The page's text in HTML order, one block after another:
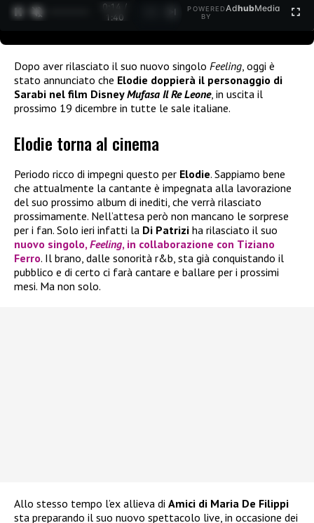
0:15 /
1:40
POWERED
BY
AdhubMedia
Dopo aver rilasciato il suo nuovo singolo Feeling , oggi è
stato annunciato che Elodie doppierà il personaggio di
Sarabi nel film DisneyMufasa Il Re Leone, in uscita il
prossimo 19 dicembre in tutte le sale italiane.
Elodie torna al cinema
Periodo ricco di impegni questo per Elodie. Sappiamo bene
che attualmente la cantante è impegnata alla lavorazione
del suo prossimo album di inediti, che verrà rilasciato
prossimamente. Nell’attesa però non mancano le sorprese
per i fan. Solo ieri infatti la Di Patrizi ha rilasciato il suo
nuovo singolo,Feeling, in collaborazione con Tiziano
Ferro. Il brano, dalle sonorità r&b, sta già conquistando il
pubblico e di certo ci farà cantare e ballare per i prossimi
mesi. Ma non solo.
Allo stesso tempo l’ex allieva di Amici di Maria De Filippi
sta preparando il suo nuovo spettacolo live, in occasione dei